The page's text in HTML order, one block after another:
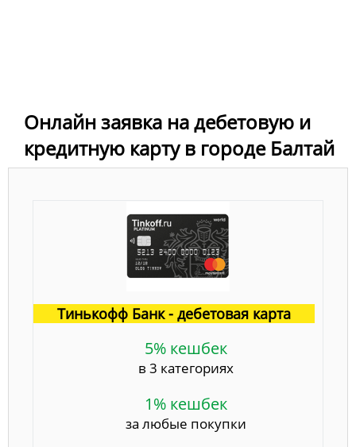
Онлайн заявка на дебетовую и
кредитную карту в городе Балтай
Тинькофф Банк - дебетовая карта
5% кешбек
в 3 категориях
1% кешбек
за любые покупки